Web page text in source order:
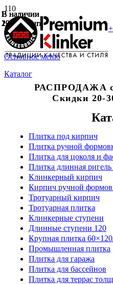
Основное меню
Каталог
РАСПРОДАЖА
Скидки 20-
Плитка под кирпич
Плитка ручной
Плитка для цоколя и
Плитка длинная
Клинкерный кирпич
Кирпич ручной
Тротуарный кирпич
Тротуарная плитка
Клинкерные ступени
Длинные ступени 120
Крупная плитка
Промышленная плитка
Плитка для гаража
Плитка для бассейнов
Плитка для террас
В наличии
195 руб./шт
В наличии
205 руб./шт
В наличии
225 руб./шт
В наличии
235 руб./шт
В наличии
235 руб./шт
В наличии
225 руб./шт
В наличии
195 руб./шт